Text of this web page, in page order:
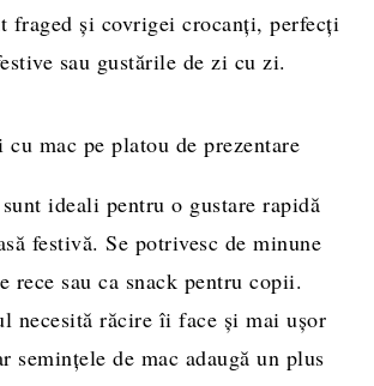
fraged și covrigei crocanți, perfecți
sau gustările de zi cu zi.
ideali pentru o gustare rapidă
festivă. Se potrivesc de minune
rece sau ca snack pentru copii.
necesită răcire îi face și mai ușor
semințele de mac adaugă un plus